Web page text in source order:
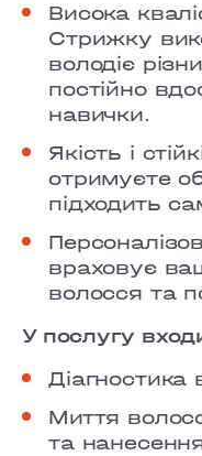
LYPKY
PECHERSK
OSOKORKY
Висока
Стрижку
володіє
постійно
навички.
Якість і
отримуєте
підходить
враховує
волосся та
У послугу
Діагностика
Миття
та